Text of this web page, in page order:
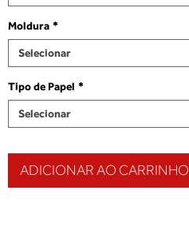
Moldura *
Selecionar
Tipo de Papel *
Selecionar
ADICIONAR AO CARRINHO